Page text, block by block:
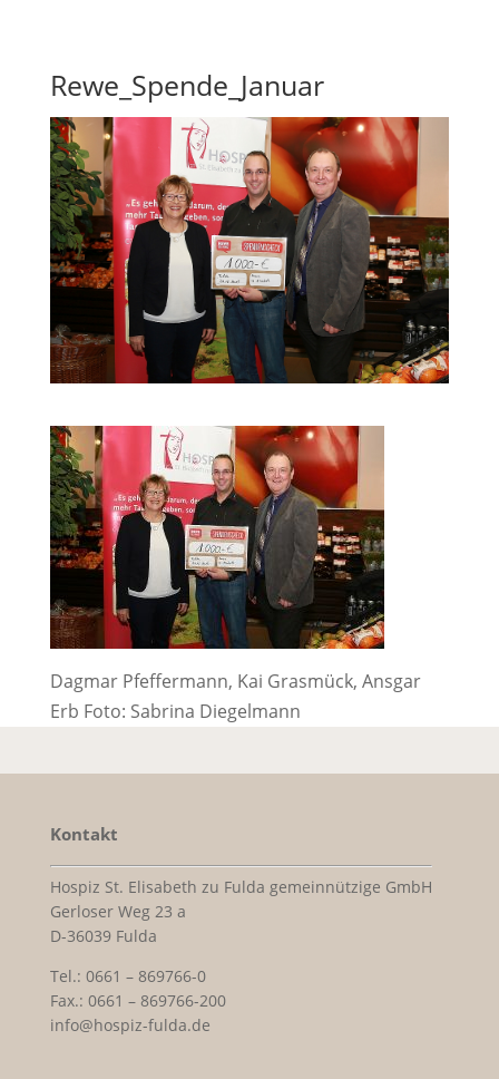
Rewe_Spende_Januar
Dagmar Pfeffermann, Kai Grasmück, Ansgar
Erb Foto: Sabrina Diegelmann
Kontakt
Hospiz St. Elisabeth zu Fulda gemeinnützige GmbH
Gerloser Weg 23 a
D-36039 Fulda
Tel.: 0661 – 869766-0
Fax.: 0661 – 869766-200
info@hospiz-fulda.de